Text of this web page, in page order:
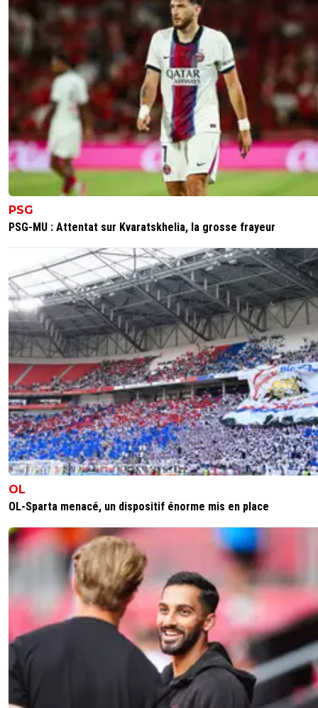
PSG
PSG-MU : Attentat sur Kvaratskhelia, la grosse frayeur
OL
OL-Sparta menacé, un dispositif énorme mis en place